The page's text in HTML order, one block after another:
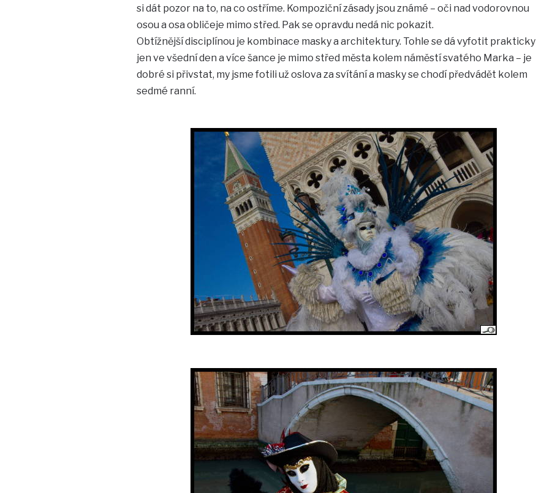
si dát pozor na to, na co ostříme. Kompoziční zásady jsou známé – oči nad vodorovnou
osou a osa obličeje mimo střed. Pak se opravdu nedá nic pokazit.
Obtížnější disciplínou je kombinace masky a architektury. Tohle se dá vyfotit prakticky
jen ve všední den a více šance je mimo střed města kolem náměstí svatého Marka – je
dobré si přivstat, my jsme fotili už oslova za svítání a masky se chodí předvádět kolem
sedmé ranní.